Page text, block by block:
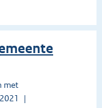
met